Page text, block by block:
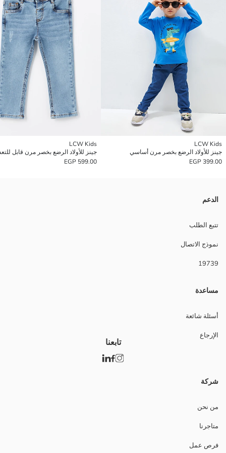
LCW Kids
جينز للأولاد الرضع بخصر مرن أساسي
399.00 EGP
LCW Kids
جينز للأولاد الرضع بخصر مرن قابل
599.00 EGP
الدعم
تتبع الطلب
نموذج الاتصال
19739
مساعدة
أسئلة شائعة
الإرجاع
شركة
من نحن
متاجرنا
فرص عمل
تابعنا